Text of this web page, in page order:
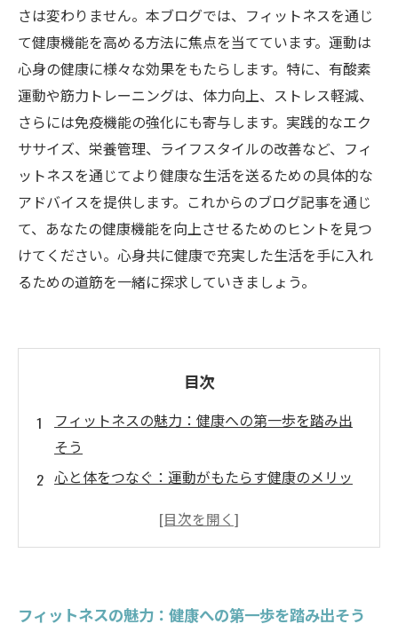
さは変わりません。本ブログでは、フィットネスを通じ
て健康機能を高める方法に焦点を当てています。運動は
心身の健康に様々な効果をもたらします。特に、有酸素
運動や筋力トレーニングは、体力向上、ストレス軽減、
さらには免疫機能の強化にも寄与します。実践的なエク
ササイズ、栄養管理、ライフスタイルの改善など、フィ
ットネスを通じてより健康な生活を送るための具体的な
アドバイスを提供します。これからのブログ記事を通じ
て、あなたの健康機能を向上させるためのヒントを見つ
けてください。心身共に健康で充実した生活を手に入れ
るための道筋を一緒に探求していきましょう。
目次
フィットネスの魅力：健康への第一歩を踏み出
そう
心と体をつなぐ：運動がもたらす健康のメリッ
有酸素運動と筋力トレーニングの重要性を探る
栄養とライフスタイルの改善で健康機能をサポ
フィットネスの魅力：健康への第一歩を踏み出そう